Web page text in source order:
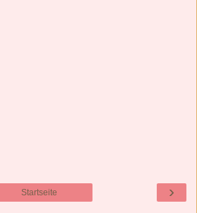
›
Startseite